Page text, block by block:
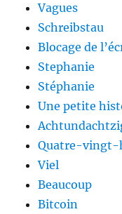
Vagues
Schreibstau
Blocage de
Stephanie
Stéphanie
Une petite
Quatre-vingt-
Viel
Beaucoup
Bitcoin